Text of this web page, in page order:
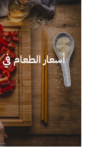
أسعار الطعام